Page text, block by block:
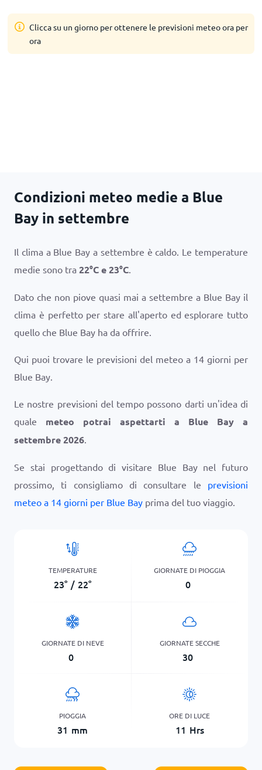
Clicca su un giorno per ottenere le previsioni meteo ora per
ora
Condizioni meteo medie a Blue
Bay in settembre
Il clima a Blue Bay a settembre è caldo. Le temperature
medie sono tra 22°Ce23°C.
Dato che non piove quasi mai a settembre a Blue Bay il
clima è perfetto per stare all'aperto ed esplorare tutto
quello che Blue Bay ha da offrire.
Qui puoi trovare le previsioni del meteo a 14 giorni per
Blue Bay.
Le nostre previsioni del tempo possono darti un'idea di
quale meteo potrai aspettarti a Blue Bay a
settembre 2026.
Se stai progettando di visitare Blue Bay nel futuro
prossimo, ti consigliamo di consultare le previsioni
meteo a 14 giorni per Blue Bay prima del tuo viaggio.
TEMPERATURE
23° / 22°
GIORNATE DI PIOGGIA
0
GIORNATE DI NEVE
0
GIORNATE SECCHE
30
PIOGGIA
31 mm
ORE DI LUCE
11 Hrs